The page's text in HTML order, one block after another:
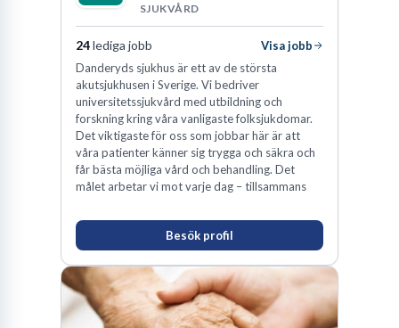
SJUKVÅRD
24lediga jobb
Visa jobb
Danderyds sjukhus är ett av de största
akutsjukhusen i Sverige. Vi bedriver
universitetssjukvård med utbildning och
forskning kring våra vanligaste folksjukdomar.
Det viktigaste för oss som jobbar här är att
våra patienter känner sig trygga och säkra och
får bästa möjliga vård och behandling. Det
målet arbetar vi mot varje dag – tillsammans
Besök profil